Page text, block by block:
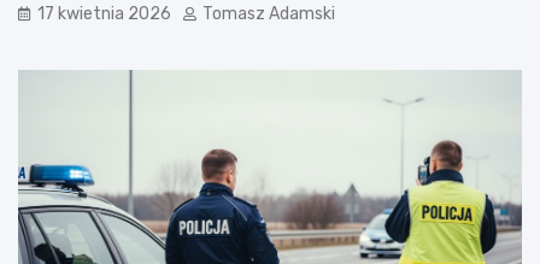
17 kwietnia 2026 Tomasz Adamski